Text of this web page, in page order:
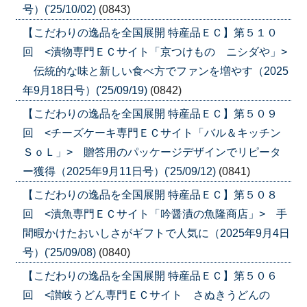
号）('25/10/02) (0843)
【こだわりの逸品を全国展開 特産品ＥＣ】第５１０
回 <漬物専門ＥＣサイト「京つけもの ニシダや」>
伝統的な味と新しい食べ方でファンを増やす（2025
年9月18日号）('25/09/19) (0842)
【こだわりの逸品を全国展開 特産品ＥＣ】第５０９
回 <チーズケーキ専門ＥＣサイト「バル＆キッチン
ＳｏＬ」> 贈答用のパッケージデザインでリピータ
ー獲得（2025年9月11日号）('25/09/12) (0841)
【こだわりの逸品を全国展開 特産品ＥＣ】第５０８
回 <漬魚専門ＥＣサイト「吟醤漬の魚隆商店」> 手
間暇かけたおいしさがギフトで人気に（2025年9月4日
号）('25/09/08) (0840)
【こだわりの逸品を全国展開 特産品ＥＣ】第５０６
回 <讃岐うどん専門ＥＣサイト さぬきうどんの